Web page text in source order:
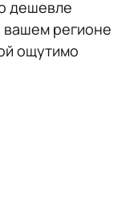
дешевле
вашем регионе
ощутимо